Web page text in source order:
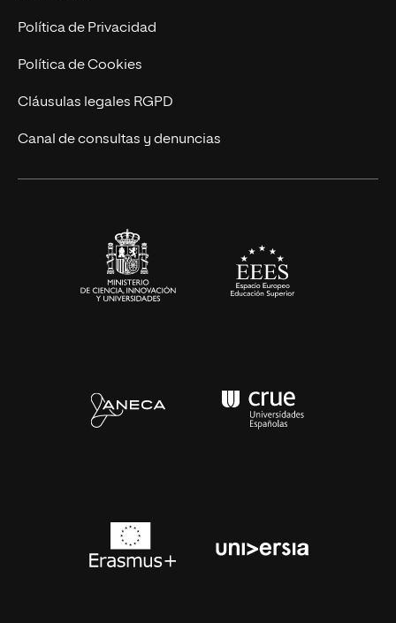
Postgrados
Cursos Universitarios
Trabaja en UNIR
Actualidad
UNIR Revista
Eventos
Política de Privacidad
Política de Cookies
Cláusulas legales RGPD
Canal de consultas y denuncias